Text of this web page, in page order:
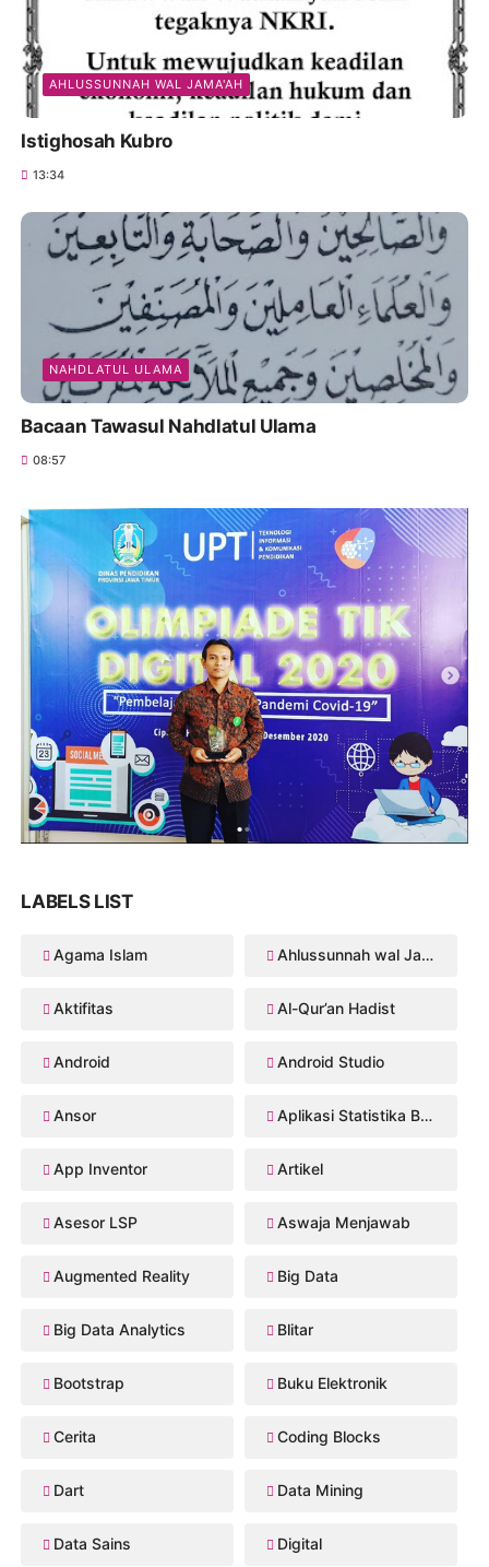
AHLUSSUNNAH WAL JAMA'AH
Istighosah Kubro
13:34
NAHDLATUL ULAMA
Bacaan Tawasul Nahdlatul Ulama
08:57
LABELS LIST
Agama Islam Ahlussunnah wal Jama'ah
Aktifitas Al-Qur’an Hadist
Android Android Studio
Ansor Aplikasi Statistika Bayesian
App Inventor Artikel
Asesor LSP Aswaja Menjawab
Augmented Reality Big Data
Big Data Analytics Blitar
Bootstrap Buku Elektronik
Cerita Coding Blocks
Dart Data Mining
Data Sains Digital